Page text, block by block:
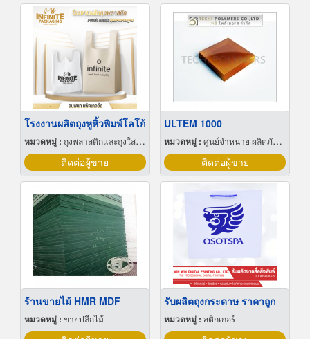
โรงงานผลิตถุงหูหิ้วพิมพ์โลโก้
หมวดหมู่ : ถุงพลาสติกและถุงใสโปร่ง
ติดต่อผู้ขาย
ULTEM 1000
หมวดหมู่ : ศูนย์จำหน่าย ผลิตภัณฑ์พลาสติกชนิดแท่ง ท่อ แผ่นและสาย
ติดต่อผู้ขาย
ร้านขายไม้ HMR MDF
หมวดหมู่ : ขายปลีกไม้
รับผลิตถุงกระดาษ ราคาถูก
หมวดหมู่ : สติกเกอร์